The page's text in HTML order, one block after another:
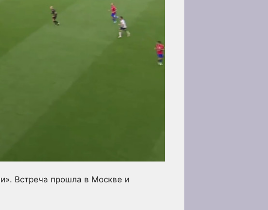
Встреча прошла в Москве и